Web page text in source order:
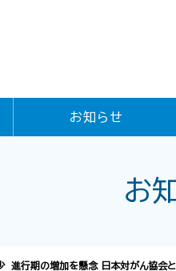
お知らせ
お
行期の増加を懸念 日本対がん協会と